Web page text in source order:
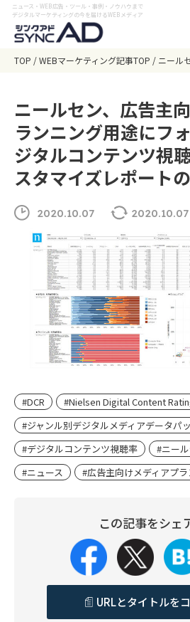
ニュース・WEB広告・ツール・事例・ノウハウまで
デジタルマーケティングの今を届けるWEBメディア
TOP WEBマーケティング記事TOP ニール
ニールセン、広告主
ランニング用途にフ
ジタルコンテンツ視
スタマイズレポート
2020.10.07 2020.10.07
#DCR
#Nielsen Digital Content
#ジャンル別デジタルメディアデータパ
#デジタルコンテンツ視聴率
#ニー
#ニュース
#広告主向けメディアプ
この記事をシェ
URLとタイトルを